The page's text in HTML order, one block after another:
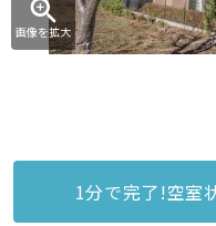
画像を拡大
1分で完了!空室